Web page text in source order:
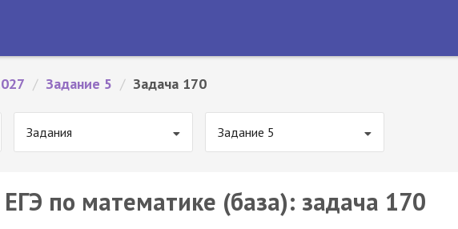
/ Задание 5 / Задача 170
Задания Задание 5
по математике (база): задача 170